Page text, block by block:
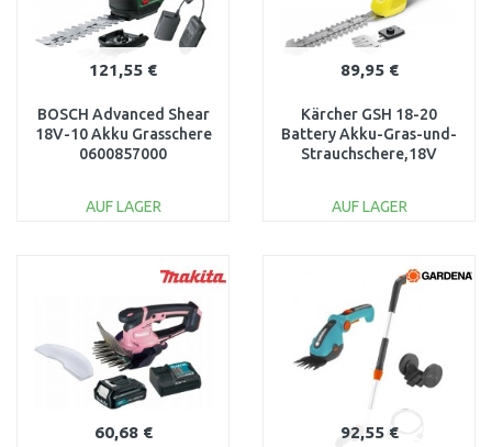
121,55 €
BOSCH Advanced Shear
18V-10 Akku Grasschere
0600857000
AUF LAGER
89,95 €
Kärcher GSH 18-20
Battery Akku-Gras-und-
Strauchschere,18V
AUF LAGER
Vergleichen
60,68 € 92,55 €